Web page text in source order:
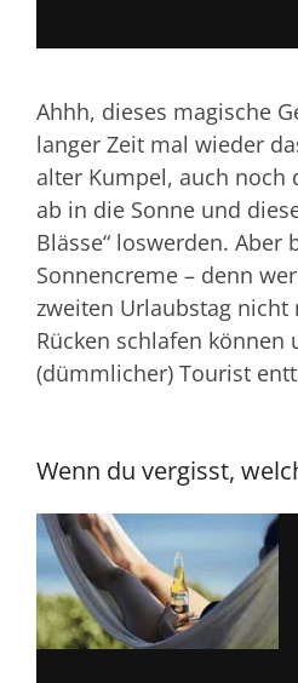
Ahhh, dieses magische
langer Zeit mal wieder
alter Kumpel, auch noch
ab in die Sonne und
Blässe“ loswerden. Aber
Sonnencreme – denn
zweiten Urlaubstag nicht
Rücken schlafen können
(dümmlicher) Tourist
Wenn du vergisst,